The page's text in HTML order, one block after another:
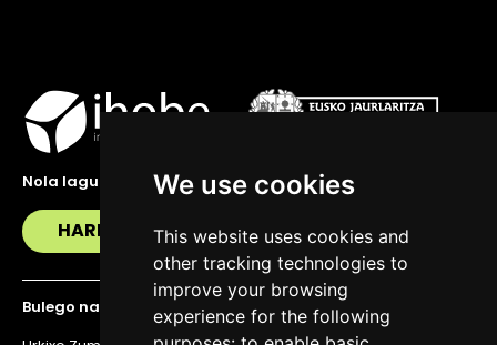
We use cookies
This website uses cookies and
other tracking technologies to
improve your browsing
experience for the following
Nola lagundu zaitzakegu?
HARREMANETAN JARRI
Bulego nagusia